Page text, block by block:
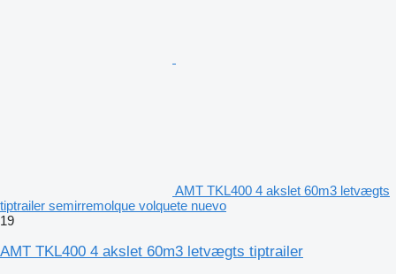
AMT TKL400 4 akslet 60m3 letvægts
tiptrailer semirremolque volquete nuevo
19
AMT TKL400 4 akslet 60m3 letvægts tiptrailer